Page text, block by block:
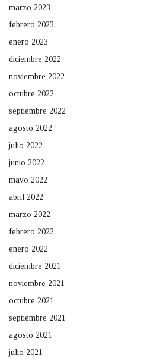
marzo 2023
febrero 2023
enero 2023
diciembre 2022
noviembre 2022
octubre 2022
septiembre 2022
agosto 2022
julio 2022
junio 2022
mayo 2022
abril 2022
marzo 2022
febrero 2022
enero 2022
diciembre 2021
noviembre 2021
octubre 2021
septiembre 2021
agosto 2021
julio 2021